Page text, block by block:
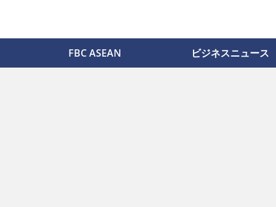
FBC ASEAN ビジネスニュース